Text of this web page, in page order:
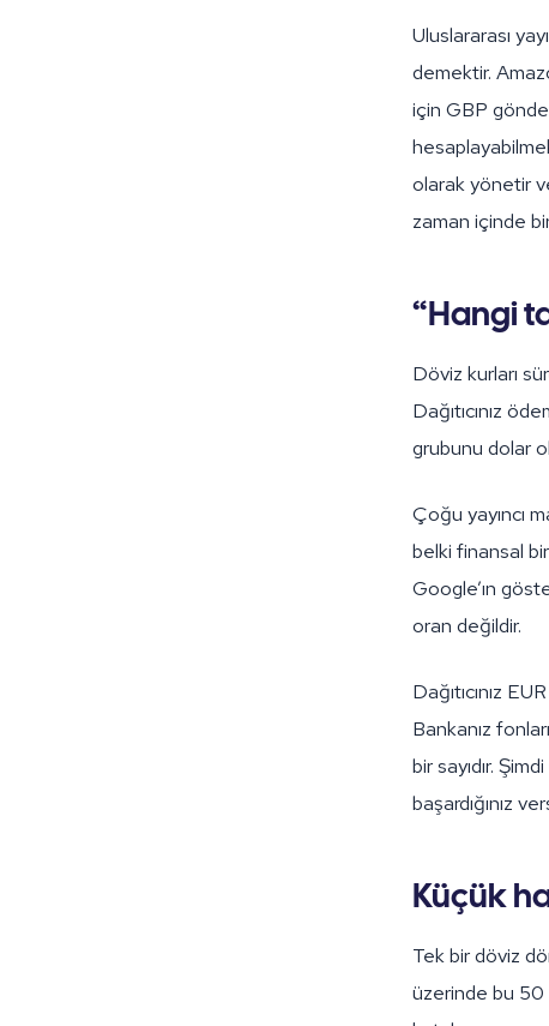
Uluslararası
demektir.
için GBP
olarak yönetir
zaman içinde
“Hangi
Döviz kurları
Dağıtıcınız
grubunu dolar
Çoğu yayıncı
belki finansal
Google’ın
oran değildir.
Dağıtıcınız
Bankanız
bir sayıdır.
başardığınız
Küçük
Tek bir döviz
üzerinde bu 50